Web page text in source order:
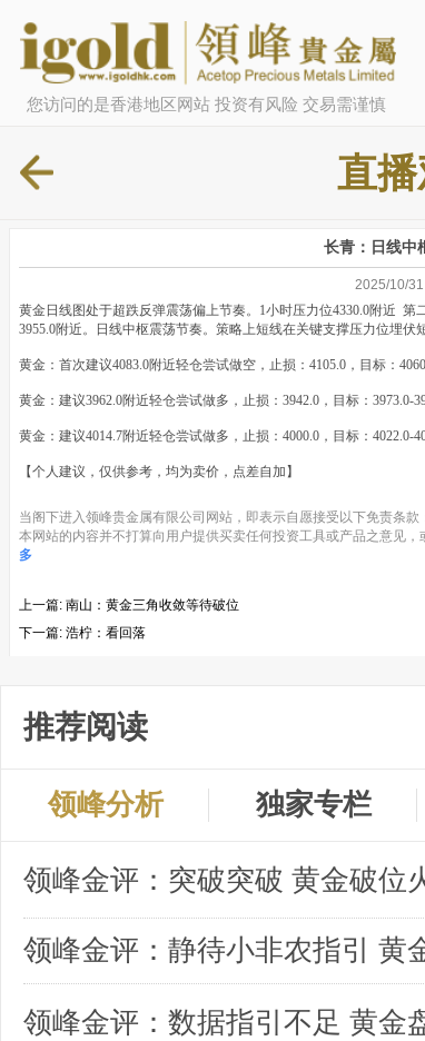
您访问的是香港地区网站 投资有风险 交易需谨慎
直
长青：日线中
2025/10/
黄金日线图处于超跌反弹震荡偏上节奏。1小时压力位4330.0附近 第
3955.0附近。日线中枢震荡节奏。策略上短线在关键支撑压力位埋伏
黄金：首次建议4083.0附近轻仓尝试做空，止损：4105.0，目标：
黄金：建议3962.0附近轻仓尝试做多，止损：3942.0，目标：3973.0-
黄金：建议4014.7附近轻仓尝试做多，止损：4000.0，目标：4022.0-
【个人建议，仅供参考，均为卖价，点差自加】
当阁下进入领峰贵金属有限公司网站，即表示自愿接受以下免责条款
本网站的内容并不打算向用户提供买卖任何投资工具或产品之意见
多
上一篇: 南山：黄金三角收敛等待破位
下一篇: 浩柠：看回落
推荐阅读
领峰分析 独家专栏
领峰金评：突破突破 黄金破位
领峰金评：数据指引不足 黄金